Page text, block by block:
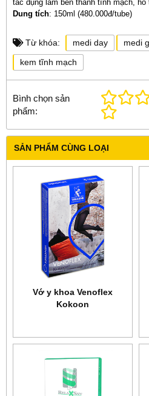
tác dụng làm bền thành tĩnh mạch,
Dung tích: 150ml (480.000đ/tube)
Từ khóa: medi day medi
kem tĩnh mạch
Bình chọn sản
phẩm:
SẢN PHẨM CÙNG LOẠI
Vớ y khoa Venoflex
Kokoon